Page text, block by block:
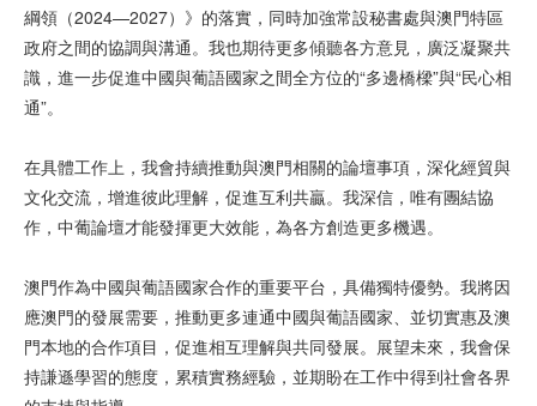
綱領（2024—2027）》的落實，同時加強常設秘書處與澳門特區
政府之間的協調與溝通。我也期待更多傾聽各方意見，廣泛凝聚共
識，進一步促進中國與葡語國家之間全方位的“多邊橋樑”與“民心相
通”。
在具體工作上，我會持續推動與澳門相關的論壇事項，深化經貿與
文化交流，增進彼此理解，促進互利共贏。我深信，唯有團結協
作，中葡論壇才能發揮更大效能，為各方創造更多機遇。
澳門作為中國與葡語國家合作的重要平台，具備獨特優勢。我將因
應澳門的發展需要，推動更多連通中國與葡語國家、並切實惠及澳
門本地的合作項目，促進相互理解與共同發展。展望未來，我會保
持謙遜學習的態度，累積實務經驗，並期盼在工作中得到社會各界